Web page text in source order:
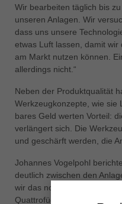
Wir bearbeiten täglich bis
unseren Anlagen. Wir
dass uns unsere
etwas Luft lassen, damit
am Markt nutzen können.
allerdings nicht.“
Neben der Produktqualität
Werkzeugkonzepte, wie sie
bares Geld werten Vorteil:
verlängert sich. Die
und geschärft werden, die
Johannes Vogelpohl
deutlich zwischen den
wir das normale Fügen, das
Quattrofügen miteinander